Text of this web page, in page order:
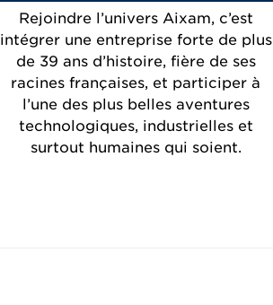
Rejoindre l’univers Aixam, c’est
intégrer une entreprise forte de plus
de 39 ans d’histoire, fière de ses
racines françaises, et participer à
l’une des plus belles aventures
technologiques, industrielles et
surtout humaines qui soient.